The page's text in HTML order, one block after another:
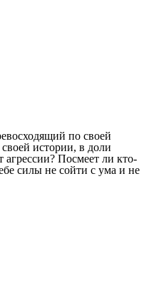
по своей
истории, в доли
агрессии? Посмеет ли кто-
силы не сойти с ума и не